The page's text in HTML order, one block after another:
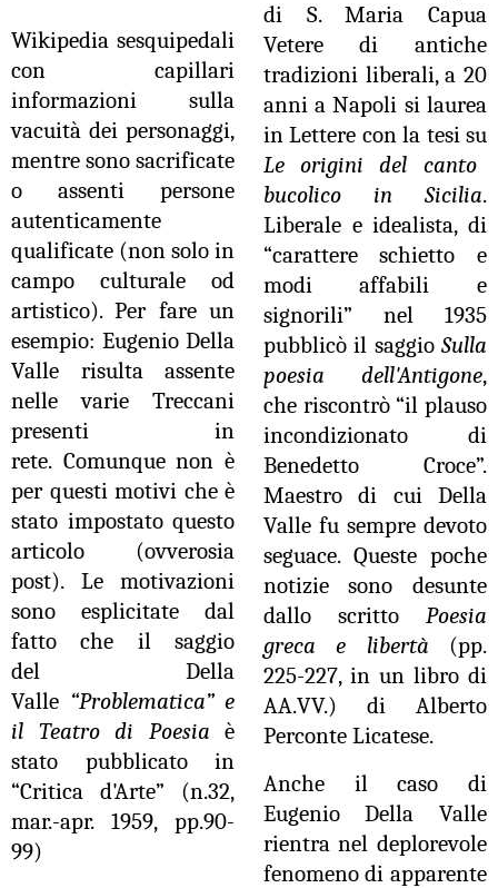
Wikipedia sesquipedali
con capillari
informazioni sulla
vacuità dei personaggi,
mentre sono sacrificate
o assenti persone
autenticamente
qualificate (non solo in
campo culturale od
artistico). Per fare un
esempio: Eugenio Della
Valle risulta assente
nelle varie Treccani
presenti in
rete. Comunque non è
per questi motivi che è
stato impostato questo
articolo (ovverosia
post). Le motivazioni
sono esplicitate dal
fatto che il saggio
delDella
Valle “Problematica” e
il Teatro di Poesia è
stato pubblicato in
“Critica d'Arte” (n.32,
mar.-apr. 1959, pp.90-
99)
di S. Maria Capua
Vetere di antiche
tradizioni liberali, a 20
anni a Napoli si laurea
in Lettere con la tesi su
Le origini del canto
bucolico in Sicilia.
Liberale e idealista, di
“carattere schietto e
modi affabili e
signorili” nel 1935
pubblicò il saggio Sulla
poesia dell'Antigone,
che riscontrò “il plauso
incondizionato di
Benedetto Croce”.
Maestro di cui Della
Valle fu sempre devoto
seguace. Queste poche
notizie sono desunte
dallo scrittoPoesia
greca e libertà (pp.
225-227, in un libro di
AA.VV.) di Alberto
Perconte Licatese.
Anche il caso di
Eugenio Della Valle
rientra nel deplorevole
fenomeno di apparente